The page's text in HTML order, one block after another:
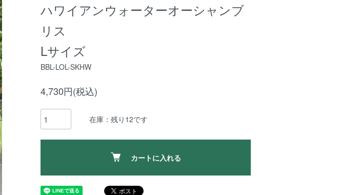
ハワイアンウォーターオーシャンブ
リス
Lサイズ
BBL-LOL-SKHW
4,730円(税込)
在庫：残り12です
カートに入れる